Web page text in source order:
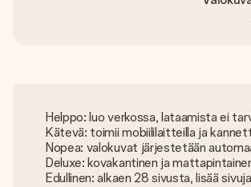
Helppo: luo verkossa, lataamista ei
Kätevä: toimii mobiililaitteilla ja
Nopea: valokuvat järjestetään
Deluxe: kovakantinen ja
Edullinen: alkaen 28 sivusta, lisää